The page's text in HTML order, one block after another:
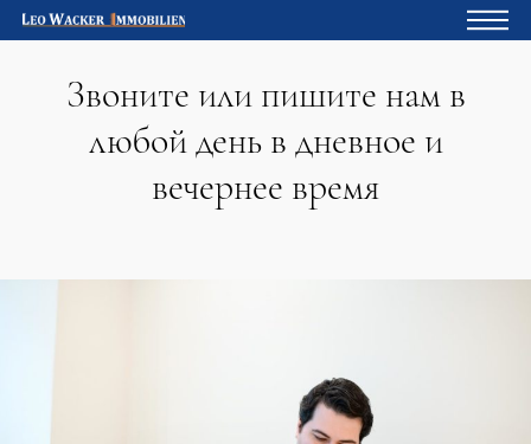
Главная
Владельцам
О нас
Кредитный калькулятор
Отзыв
Звоните или пишите нам в
любой день в дневное и
вечернее время